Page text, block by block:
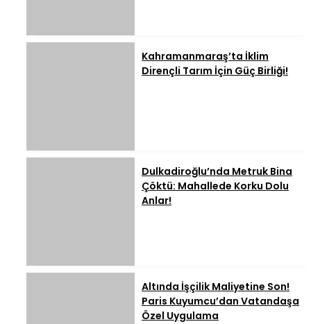
Kahramanmaraş’ta İklim
Dirençli Tarım İçin Güç Birliği!
Dulkadiroğlu’nda Metruk Bina
Çöktü: Mahallede Korku Dolu
Anlar!
Altında İşçilik Maliyetine Son!
Paris Kuyumcu’dan Vatandaşa
Özel Uygulama